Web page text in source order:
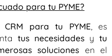
para tu PYME?
CRM para tu PYME , es
tus necesidadesytu
soluciones en el